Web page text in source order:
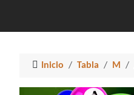
Inicio Tabla M